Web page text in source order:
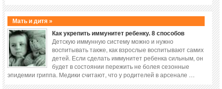
Мать и дитя »
Как укрепить иммунитет ребенку. 8 способов
Детскую иммунную систему можно и нужно
воспитывать также, как взрослые воспитывают самих
детей. Если сделать иммунитет ребенка сильным, он
будет в состоянии пережить не болея сезонные
эпидемии гриппа. Медики считают, что у родителей в арсенале …